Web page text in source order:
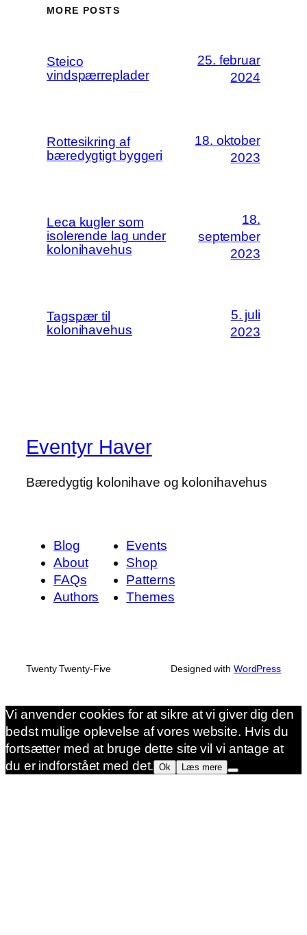
MORE POSTS
Steico
vindspærreplader
25. februar
2024
Rottesikring af
bæredygtigt byggeri
18. oktober
2023
Leca kugler som
isolerende lag under
kolonihavehus
18.
september
2023
Tagspær til
kolonihavehus
5. juli
2023
Eventyr Haver
Bæredygtig kolonihave og kolonihavehus
Blog
About
FAQs
Authors
Events
Shop
Patterns
Themes
Twenty Twenty-Five Designed with WordPress
Vi anvender cookies for at sikre at vi giver dig den
bedst mulige oplevelse af vores website. Hvis du
fortsætter med at bruge dette site vil vi antage at
du er indforstået med det. Ok Læs mere